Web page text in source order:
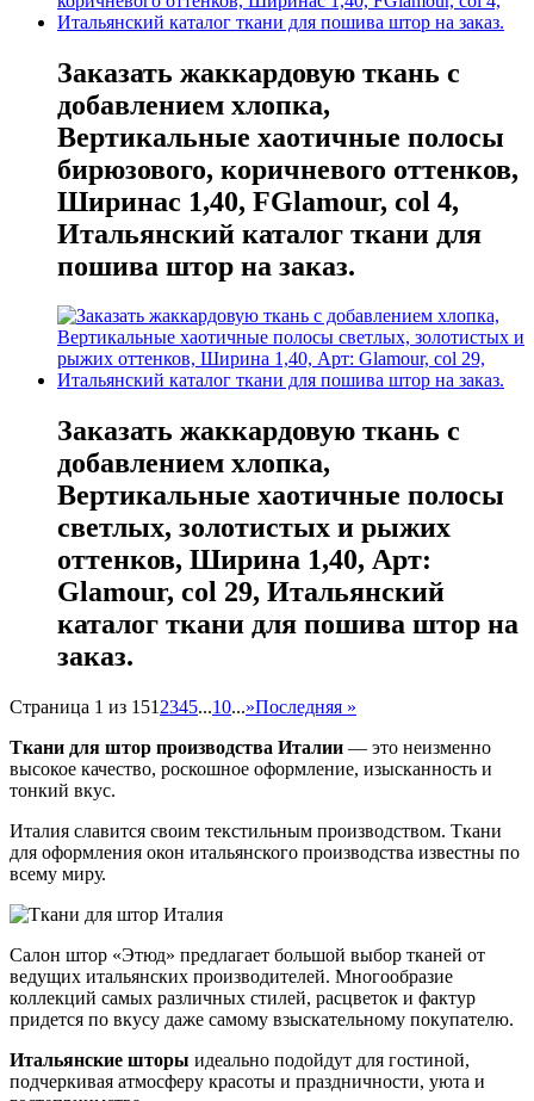
Заказать жаккардовую ткань с
добавлением хлопка,
Вертикальные хаотичные полосы
бирюзового, коричневого оттенков,
Ширинас 1,40, FGlamour, col 4,
Итальянский каталог ткани для
пошива штор на заказ.
Заказать жаккардовую ткань с
добавлением хлопка,
Вертикальные хаотичные полосы
светлых, золотистых и рыжих
оттенков, Ширина 1,40, Арт:
Glamour, col 29, Итальянский
каталог ткани для пошива штор на
заказ.
Страница 1 из 151 2345...10...»Последняя »
Ткани для штор производства Италии — это неизменно
высокое качество, роскошное оформление, изысканность и
тонкий вкус.
Италия славится своим текстильным производством. Ткани
для оформления окон итальянского производства известны по
всему миру.
Салон штор «Этюд» предлагает большой выбор тканей от
ведущих итальянских производителей. Многообразие
коллекций самых различных стилей, расцветок и фактур
придется по вкусу даже самому взыскательному покупателю.
Итальянские шторы идеально подойдут для гостиной,
подчеркивая атмосферу красоты и праздничности, уюта и